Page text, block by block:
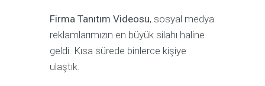
Firma Tanıtım Videosu, sosyal medya
reklamlarımızın en büyük silahı haline
geldi. Kısa sürede binlerce kişiye
ulaştık.